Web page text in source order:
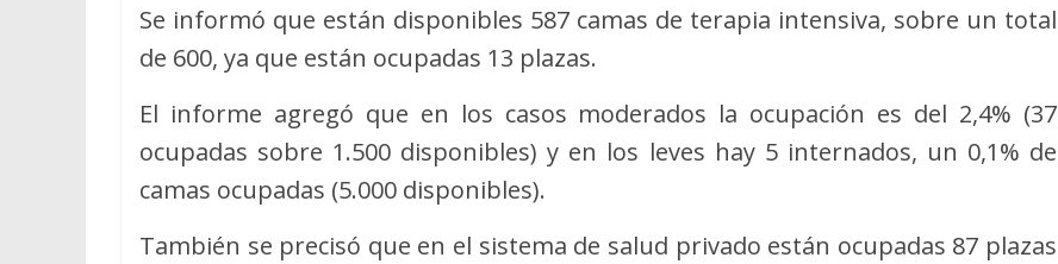
Se informó que están disponibles 587 camas de terapia intensiva, sobre un total
de 600, ya que están ocupadas 13 plazas.
El informe agregó que en los casos moderados la ocupación es del 2,4% (37
ocupadas sobre 1.500 disponibles) y en los leves hay 5 internados, un 0,1% de
camas ocupadas (5.000 disponibles).
También se precisó que en el sistema de salud privado están ocupadas 87 plazas